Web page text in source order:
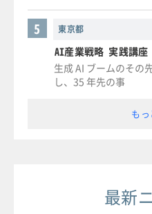
東京都
5
AI産業戦略 実践講座
生成 AI ブームのそ
し、35 年先の事
も
最新